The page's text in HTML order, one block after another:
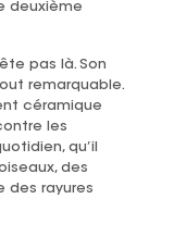
deuxième
pas là. Son
remarquable.
céramique
les
qu’il
des
des rayures